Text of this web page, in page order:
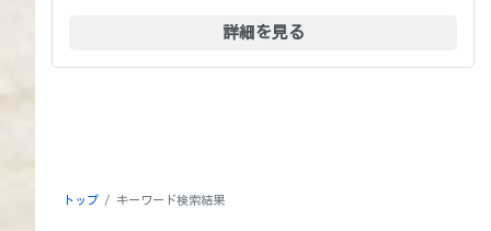
詳細を見る
トップ キーワード検索結果